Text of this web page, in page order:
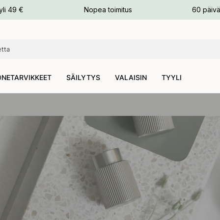
49 € Nopea toimitus 60
SÄILYTYS VALAISIN TYYLI